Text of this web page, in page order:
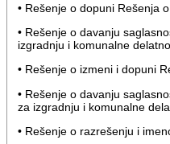
• Rešenje o dopuni Rešenja
• Rešenje o davanju
izgradnju i komunalne
• Rešenje o izmeni i dopuni
• Rešenje o davanju
za izgradnju i komunalne
• Rešenje o razrešenju i